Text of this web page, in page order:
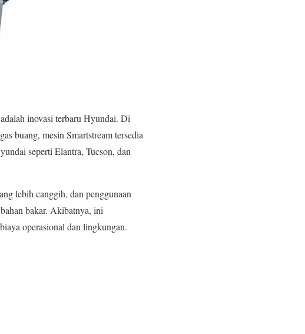
inovasi terbaru Hyundai. Di
buang, mesin Smartstream tersedia
seperti Elantra, Tucson, dan
lebih canggih, dan penggunaan
bakar. Akibatnya, ini
operasional dan lingkungan.